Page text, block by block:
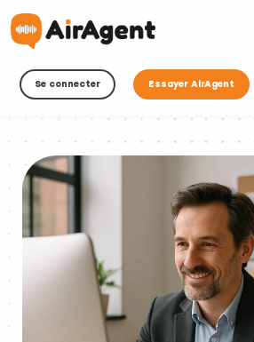
Se connecter Essayer AirAgent